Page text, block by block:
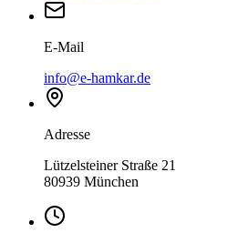
E-Mail
info@e-hamkar.de
Adresse
Lützelsteiner Straße 21
80939 München